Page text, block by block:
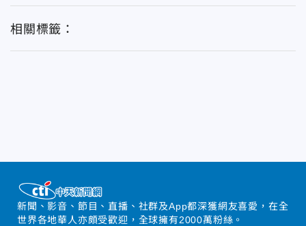
相關標籤：
新聞、影音、節目、直播、社群及App都深獲網友喜愛，在全
世界各地華人亦頗受歡迎，全球擁有2000萬粉絲。